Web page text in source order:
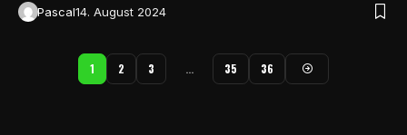
Pascal14. August 2024
1 2 3 … 35 36